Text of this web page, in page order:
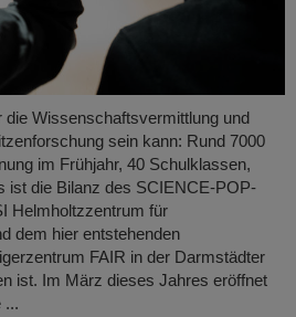
die Wissenschaftsvermittlung und
sein kann: Rund 7000
im Frühjahr, 40 Schulklassen,
ist die Bilanz des SCIENCE-POP-
Helmholtzzentrum für
dem hier entstehenden
FAIR in der Darmstädter
ist. Im März dieses Jahres eröffnet
...